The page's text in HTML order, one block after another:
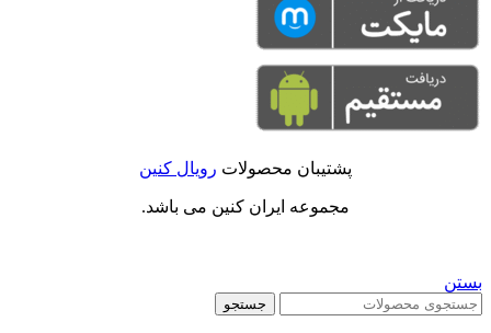
پشتیبان محصولات رویال کنین
مجموعه ایران کنین می باشد.
بستن
جستجو